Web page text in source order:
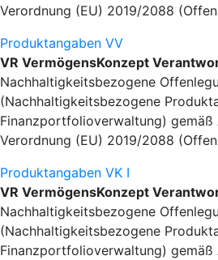
Verordnung (EU) 2019/2088
Produktangaben VV
VR VermögensKonzept
Nachhaltigkeitsbezogene
(Nachhaltigkeitsbezogene
Finanzportfolioverwaltung) gemäß
Verordnung (EU) 2019/2088
Produktangaben VK I
VR VermögensKonzept
Nachhaltigkeitsbezogene
(Nachhaltigkeitsbezogene
Finanzportfolioverwaltung) gemäß